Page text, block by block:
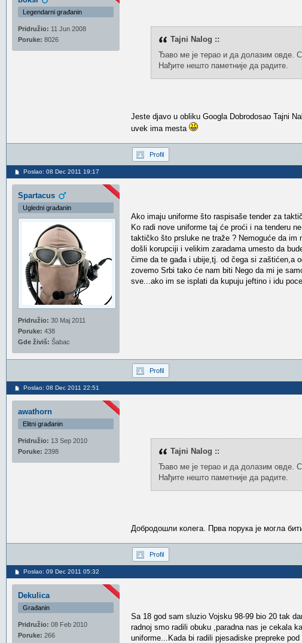
Legendarni građanin
Pridružio: 11 Jun 2008
Poruke: 8026
Tajni Nalog ::
Ђаво ме је терао и да долазим овде.
Нађите нешто паметније да радите.
Jeste djavo u obliku Googla Dobrodosao Tajni
uvek ima mesta
Profil
Poslao: 08 Dec 2011 19:17
Spartacus
Ugledni građanin
Pridružio: 30 Maj 2011
Poruke: 438
Gde živiš: Šabac
Ako imaju uniforme što raspisaše tender za
Ko radi nove uniforme taj će proći i na tenderu
taktičko što prsluke ne traže ? Nemoguće da
došli korupciji i velikim zaradama umesto da
čime da te gađa i ubije,tj. od čega si zaštićen,a
zovemo Srbi tako će nam biti Nego da mi je
sve...ako im se isplati da kupuju jeftino i idu
Profil
Poslao: 08 Dec 2011 22:51
awathorn
Elitni građanin
Pridružio: 13 Sep 2010
Poruke: 2398
Tajni Nalog ::
Ђаво ме је терао и да долазим овде.
Нађите нешто паметније да радите.
Добродошли колега. Прва порука је могла
Profil
Poslao: 09 Dec 2011 05:32
Dekulica
Građanin
Pridružio: 08 Feb 2010
Poruke: 266
Sa 18 god sam sluzio Vojsku 98-99 bio 20 tak
radnoj smo radili obuku ,paradna nas je cekala
uniforme...Kada bi radili pjesadiske prepreke